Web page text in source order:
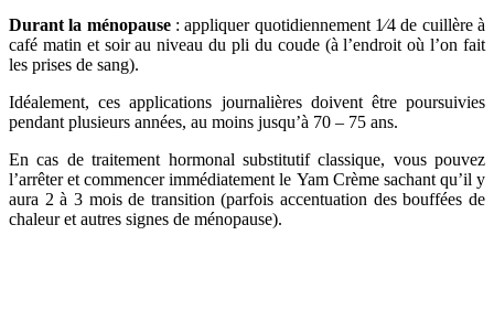
Durant la ménopause : appliquer quotidiennement 1⁄4 de cuillère à
café matin et soir au niveau du pli du coude (à l’endroit où l’on fait
les prises de sang).
Idéalement, ces applications journalières doivent être poursuivies
pendant plusieurs années, au moins jusqu’à 70 – 75 ans.
En cas de traitement hormonal substitutif classique, vous pouvez
l’arrêter et commencer immédiatement le Yam Crème sachant qu’il y
aura 2 à 3 mois de transition (parfois accentuation des bouffées de
chaleur et autres signes de ménopause).